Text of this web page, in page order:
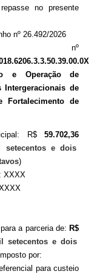
no presente
nº 26.492/2026
nº
e Operação de
Intergeracionais de
Fortalecimento de
R$59.702,36
setecentos e dois
)
XXXX
a parceria de: R$
setecentos e dois
por:
para custeio